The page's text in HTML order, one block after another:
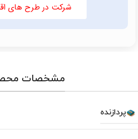
شرکت در طرح های
مشخصات
پردازنده